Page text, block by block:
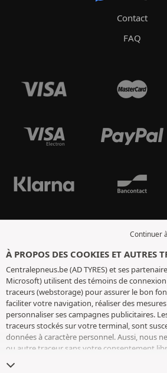
Contact
FAQ
Continuer
À PROPOS DES COOKIES ET AUTRES
Centralepneus.be (AD TYRES) et ses
Microsoft) utilisent des témoins de
traceurs (webstorage) pour assurer le bon
faciliter votre navigation, réaliser des
personnaliser ses campagnes publicitaires.
traceurs stockés sur votre terminal, sont
données à caractère personnel. Aussi, nous
ou autre traceur sans votre consentement
conservons votre choix pendant 6 mois.